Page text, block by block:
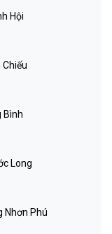
Hội
Bình
Long
Nhơn Phú